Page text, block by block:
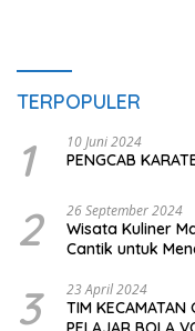
TERPOPULER
1 10 Juni 2024
PENGCAB
2 26 September 2024
Wisata Kuliner
Cantik untuk
3 23 April 2024
TIM KECAMATAN